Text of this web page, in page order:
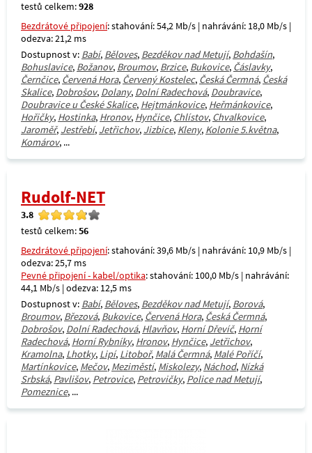
testů celkem:928
Bezdrátové připojení: stahování: 54,2 Mb/s | nahrávání: 18,0 Mb/s |
odezva: 21,2 ms
Dostupnost v: Babí, Běloves, Bezděkov nad Metují, Bohdašín,
Bohuslavice, Božanov, Broumov, Brzice, Bukovice, Čáslavky,
Černčice, Červená Hora, Červený Kostelec, Česká Čermná, Česká
Skalice, Dobrošov, Dolany, Dolní Radechová, Doubravice,
Doubravice u České Skalice, Hejtmánkovice, Heřmánkovice,
Hořičky, Hostinka, Hronov, Hynčice, Chlístov, Chvalkovice,
Jaroměř, Jestřebí, Jetřichov, Jizbice, Kleny, Kolonie 5.května,
Komárov, ...
Rudolf-NET
3.8
testů celkem:56
Bezdrátové připojení: stahování: 39,6 Mb/s | nahrávání: 10,9 Mb/s |
odezva: 25,7 ms
Pevné připojení - kabel/optika: stahování: 100,0 Mb/s | nahrávání:
44,1 Mb/s | odezva: 12,5 ms
Dostupnost v: Babí, Běloves, Bezděkov nad Metují, Borová,
Broumov, Březová, Bukovice, Červená Hora, Česká Čermná,
Dobrošov, Dolní Radechová, Hlavňov, Horní Dřevíč, Horní
Radechová, Horní Rybníky, Hronov, Hynčice, Jetřichov,
Kramolna, Lhotky, Lipí, Litoboř, Malá Čermná, Malé Poříčí,
Martínkovice, Mečov, Meziměstí, Miskolezy, Náchod, Nízká
Srbská, Pavlišov, Petrovice, Petrovičky, Police nad Metují,
Pomeznice, ...